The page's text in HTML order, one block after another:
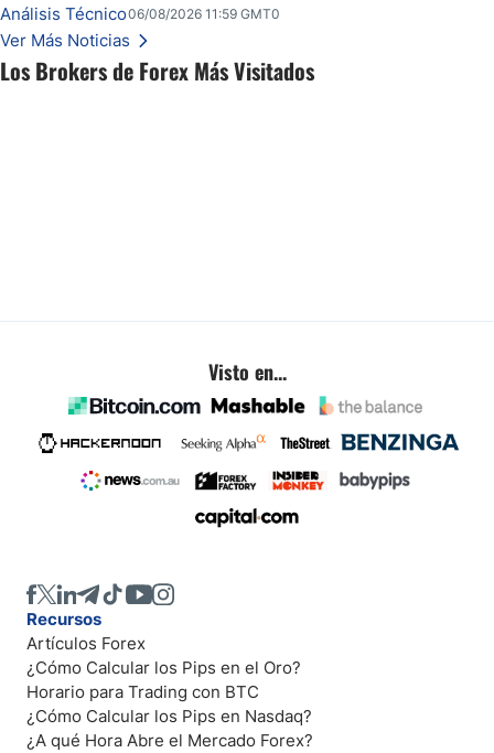
Los Brokers de Forex Más Visitados
Una reducción de tasas por parte del banco central de Brasil y unas elecciones
inminentes están remodelando silenciosamente un rango familiar del USD/BRL.
Esto es lo que los traders están observando a continuación.
Análisis Técnico06/08/2026 11:59 GMT0
Ver Más Noticias
Visto en...
Recursos
Artículos Forex
¿Cómo Calcular los Pips en el Oro?
Horario para Trading con BTC
¿Cómo Calcular los Pips en Nasdaq?
¿A qué Hora Abre el Mercado Forex?